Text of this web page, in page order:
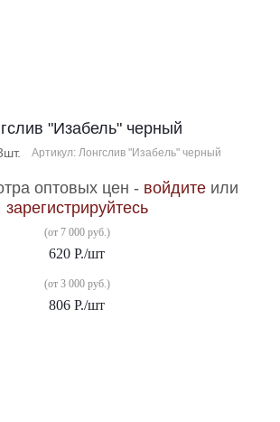
"Изабель" черный
Артикул: Лонгслив "Изабель" черный
оптовых цен - войдите или
зарегистрируйтесь
(от 7 000 руб.)
620 Р./шт
(от 3 000 руб.)
806 Р./шт